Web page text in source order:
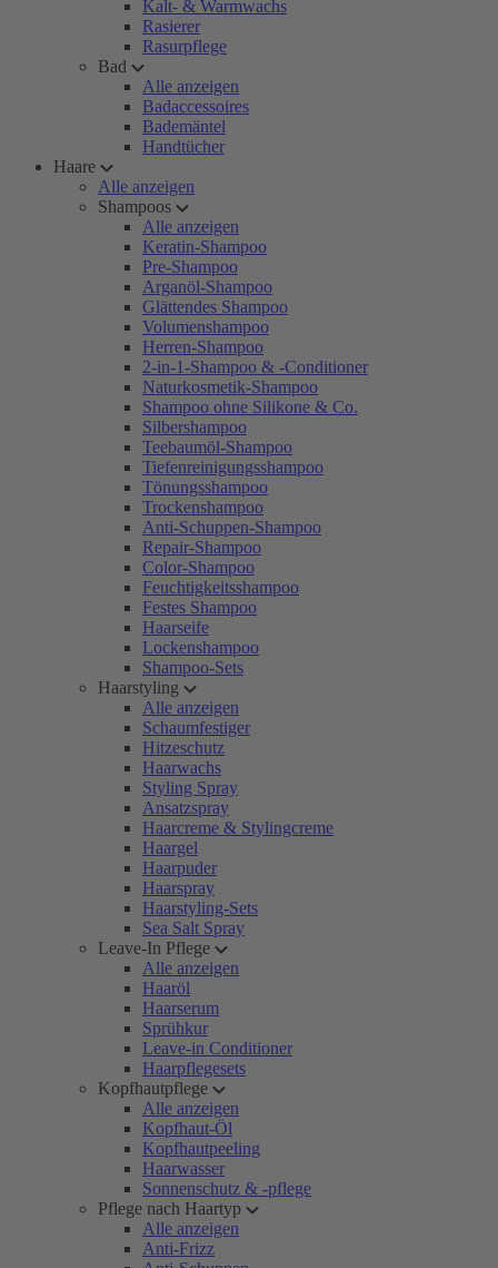
Kalt- & Warmwachs
Rasierer
Rasurpflege
Bad
Alle anzeigen
Badaccessoires
Bademäntel
Handtücher
Haare
Alle anzeigen
Shampoos
Alle anzeigen
Keratin-Shampoo
Pre-Shampoo
Arganöl-Shampoo
Glättendes Shampoo
Volumenshampoo
Herren-Shampoo
2-in-1-Shampoo & -Conditioner
Naturkosmetik-Shampoo
Shampoo ohne Silikone & Co.
Silbershampoo
Teebaumöl-Shampoo
Tiefenreinigungsshampoo
Tönungsshampoo
Trockenshampoo
Anti-Schuppen-Shampoo
Repair-Shampoo
Color-Shampoo
Feuchtigkeitsshampoo
Festes Shampoo
Haarseife
Lockenshampoo
Shampoo-Sets
Haarstyling
Alle anzeigen
Schaumfestiger
Hitzeschutz
Haarwachs
Styling Spray
Ansatzspray
Haarcreme & Stylingcreme
Haargel
Haarpuder
Haarspray
Haarstyling-Sets
Sea Salt Spray
Leave-In Pflege
Alle anzeigen
Haaröl
Haarserum
Sprühkur
Leave-in Conditioner
Haarpflegesets
Kopfhautpflege
Alle anzeigen
Kopfhaut-Öl
Kopfhautpeeling
Haarwasser
Sonnenschutz & -pflege
Pflege nach Haartyp
Alle anzeigen
Anti-Frizz